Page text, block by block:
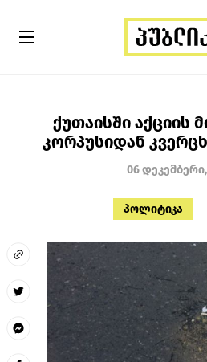
ქუთაისში აქციის
კორპუსიდან
06 დეკემბერი,
პოლიტიკა